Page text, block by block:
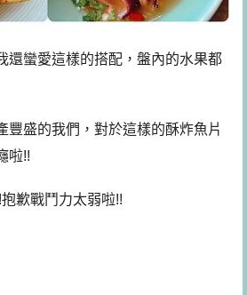
還蠻愛這樣的搭配，盤內的水果都
豐盛的我們，對於這樣的酥炸魚片
啦!!
歉戰鬥力太弱啦!!